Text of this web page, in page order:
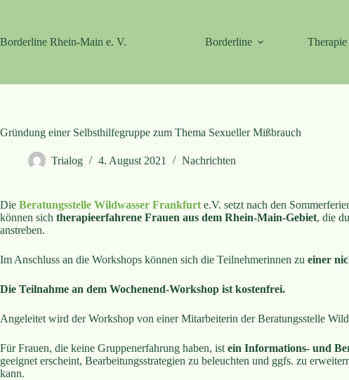
Borderline Rhein-Main e. V.
Borderline Therapie
Gründung einer Selbsthilfegruppe zum Thema Sexueller Mißbrauch
Trialog 4. August 2021 Nachrichten
Die Beratungsstelle Wildwasser Frankfurt e.V. setzt nach den
können sich therapieerfahrene Frauen aus dem Rhein-Main-Gebiet, die
anstreben.
Im Anschluss an die Workshops können sich die Teilnehmerinnen zu einer
Die Teilnahme an dem Wochenend-Workshop ist kostenfrei.
Angeleitet wird der Workshop von einer Mitarbeiterin der Beratungsstelle
Für Frauen, die keine Gruppenerfahrung haben, ist ein Informations- und
geeignet erscheint, Bearbeitungsstrategien zu beleuchten und ggfs. zu
kann.